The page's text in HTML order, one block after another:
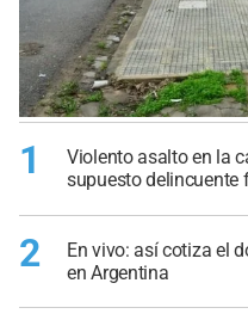
1
Violento asalto en la
supuesto delincuente
2
En vivo: así cotiza el
en Argentina